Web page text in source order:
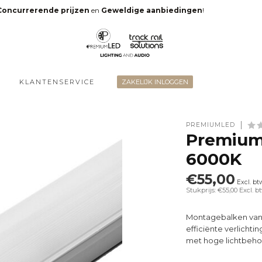
prijzen en Geweldige aanbiedingen!
KLANTENSERVICE ZAKELIJK INLOGGEN
PREMIUMLED
6000K
€55,00 Excl.
Stukprijs: €55,00 Excl.
Montagebalken
efficiënte
met hoge